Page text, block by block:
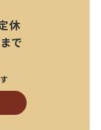
休
で